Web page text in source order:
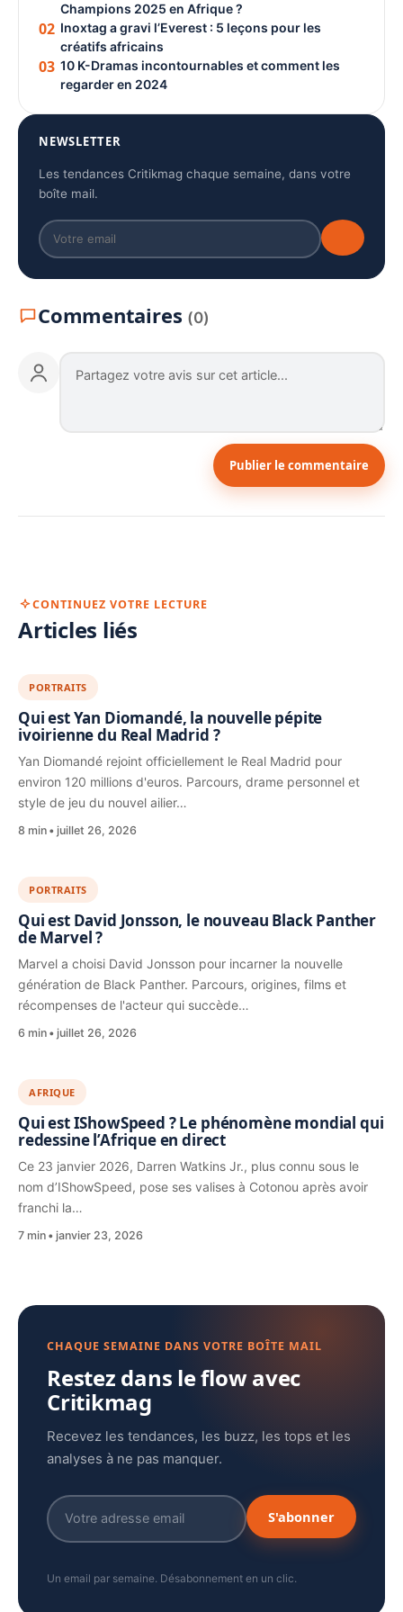
Champions 2025 en Afrique ?
02 Inoxtag a gravi l’Everest : 5 leçons pour les
créatifs africains
03 10 K-Dramas incontournables et comment les
regarder en 2024
NEWSLETTER
Les tendances Critikmag chaque semaine, dans votre
boîte mail.
Commentaires (0)
Publier le commentaire
CONTINUEZ VOTRE LECTURE
Articles liés
PORTRAITS
Qui est Yan Diomandé, la nouvelle pépite
ivoirienne du Real Madrid ?
Yan Diomandé rejoint officiellement le Real Madrid pour
environ 120 millions d'euros. Parcours, drame personnel et
style de jeu du nouvel ailier…
8 min juillet 26, 2026
PORTRAITS
Qui est David Jonsson, le nouveau Black Panther
de Marvel ?
Marvel a choisi David Jonsson pour incarner la nouvelle
génération de Black Panther. Parcours, origines, films et
récompenses de l'acteur qui succède…
6 min juillet 26, 2026
AFRIQUE
Qui est IShowSpeed ? Le phénomène mondial qui
redessine l’Afrique en direct
Ce 23 janvier 2026, Darren Watkins Jr., plus connu sous le
nom d’IShowSpeed, pose ses valises à Cotonou après avoir
franchi la…
7 min janvier 23, 2026
CHAQUE SEMAINE DANS VOTRE BOÎTE MAIL
Restez dans le flow avec
Critikmag
Recevez les tendances, les buzz, les tops et les
analyses à ne pas manquer.
S'abonner
Un email par semaine. Désabonnement en un clic.